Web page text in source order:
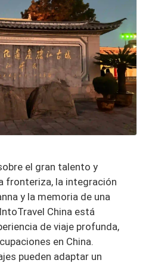
el gran talento y
fronteriza, la integración
y la memoria de una
China está
de viaje profunda,
en China.
pueden adaptar un